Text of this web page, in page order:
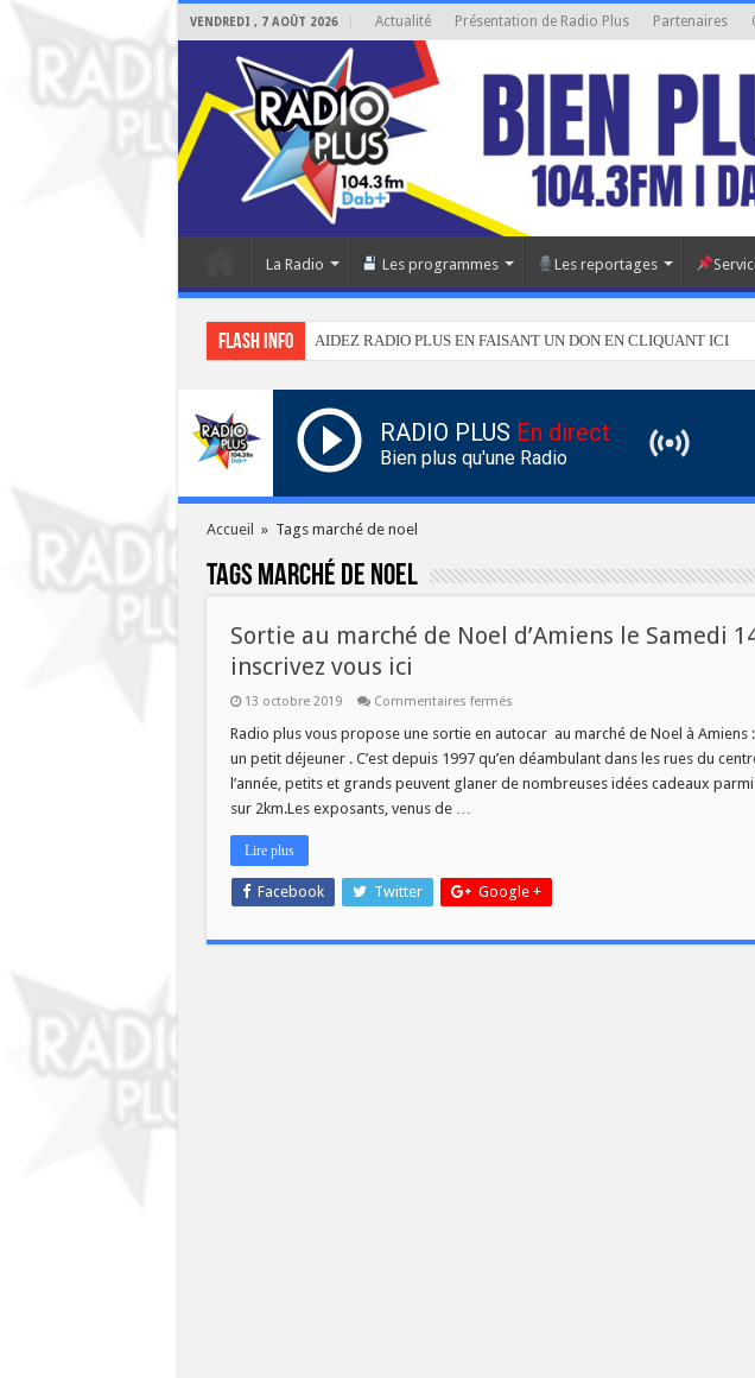
VENDREDI , 7 AOÛT 2026 Actualité Présentation de Radio Plus Partenaires
La Radio Les programmes Les reportages
Flash info AIDEZ RADIO PLUS EN FAISANT UN DON EN CLIQUANT ICI
RADIO PLUS En direct
Bien plus qu'une Radio
Accueil » Tags marché de noel
Tags marché de noel
Sortie au marché de Noel d’Amiens le Samedi
inscrivez vous ici
13 octobre 2019 Commentaires ferméssur
au
de
Noel
d’Amiens
vous
ici
Radio plus vous propose une sortie en autocar au marché de Noel à Amiens
un petit déjeuner . C’est depuis 1997 qu’en déambulant dans les rues du
l’année, petits et grands peuvent glaner de nombreuses idées cadeaux
sur 2km.Les exposants, venus de …
Lire plus
Facebook Twitter Google +